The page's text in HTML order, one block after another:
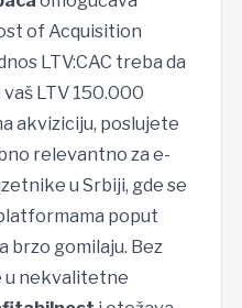
of Acquisition
LTV:CAC treba da
LTV 150.000
akviziciju, poslujete
relevantno za e-
u Srbiji, gde se
poput
brzo gomilaju. Bez
u nekvalitetne